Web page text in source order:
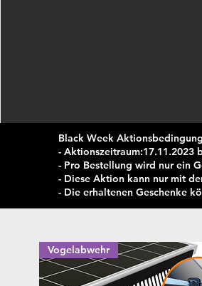
Black Week
- Aktionszeitraum:17.11.2023
- Pro Bestellung wird nur ein
- Diese Aktion kann nur mit
- Die erhaltenen Geschenke
Vogelabwehr